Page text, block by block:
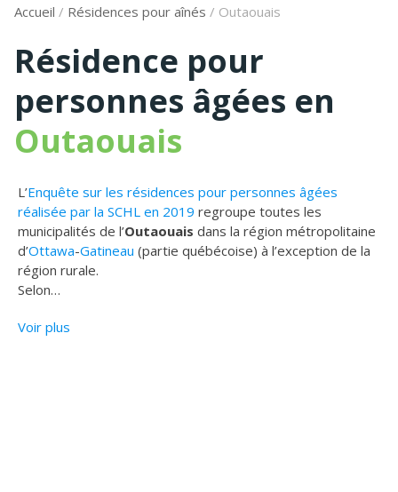
Accueil / Résidences pour aînés / Outaouais
Résidence pour
personnes âgées en
Outaouais
L’Enquête sur les résidences pour personnes âgées
réalisée par la SCHL en 2019 regroupe toutes les
municipalités de l’Outaouais dans la région métropolitaine
d’Ottawa-Gatineau (partie québécoise) à l’exception de la
région rurale.
Selon…
Voir plus